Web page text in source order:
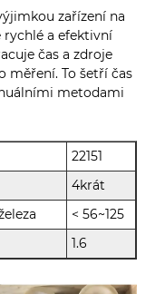
zařízení na
rychlé a efektivní
čas a zdroje
měření. To šetří čas
metodami
22151
4krát
< 56~125
1.6